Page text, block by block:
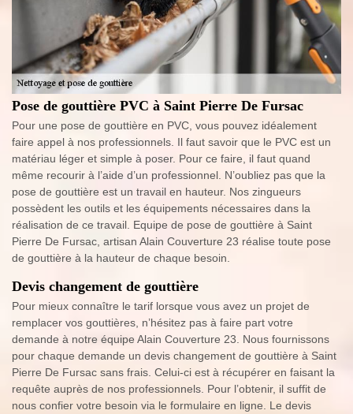
Pose de gouttière PVC à Saint Pierre De Fursac
Pour une pose de gouttière en PVC, vous pouvez idéalement
faire appel à nos professionnels. Il faut savoir que le PVC est un
matériau léger et simple à poser. Pour ce faire, il faut quand
même recourir à l’aide d’un professionnel. N’oubliez pas que la
pose de gouttière est un travail en hauteur. Nos zingueurs
possèdent les outils et les équipements nécessaires dans la
réalisation de ce travail. Equipe de pose de gouttière à Saint
Pierre De Fursac, artisan Alain Couverture 23 réalise toute pose
de gouttière à la hauteur de chaque besoin.
Devis changement de gouttière
Pour mieux connaître le tarif lorsque vous avez un projet de
remplacer vos gouttières, n’hésitez pas à faire part votre
demande à notre équipe Alain Couverture 23. Nous fournissons
pour chaque demande un devis changement de gouttière à Saint
Pierre De Fursac sans frais. Celui-ci est à récupérer en faisant la
requête auprès de nos professionnels. Pour l’obtenir, il suffit de
nous confier votre besoin via le formulaire en ligne. Le devis